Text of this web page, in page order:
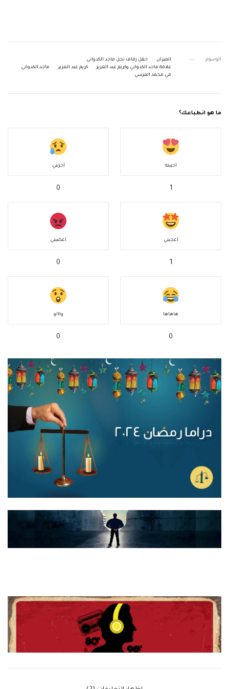
الوسوم الميزان
حفل زفاف نجل ماجد الكدواني
علاقة ماجد الكدواني وكريم عبد العزيز
كريم عبد العزيز
ماجد الكدواني
مي محمد المرسي
ما هو انطباعك؟
أحببته
1
أحزنني
0
أعجبني
1
أغضبني
0
هاهاها
0
واااو
0